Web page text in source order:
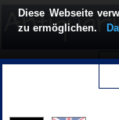
Diese Webseite
zu ermöglichen.